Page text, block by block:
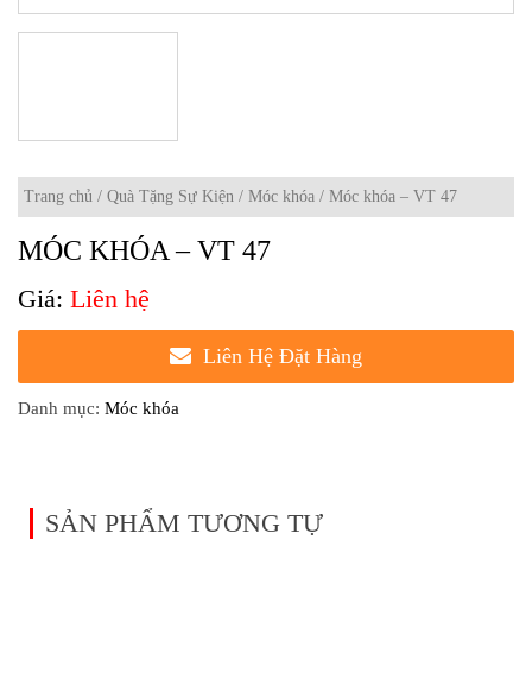
Trang chủ / Quà Tặng Sự Kiện / Móc khóa / Móc khóa – VT 47
MÓC KHÓA – VT 47
Liên hệ
Liên Hệ Đặt Hàng
Danh mục: Móc khóa
SẢN PHẨM TƯƠNG TỰ